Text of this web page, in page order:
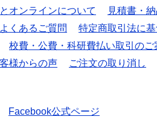
オンラインについて
見積書・
よくあるご質問
特定商取引法に
校費・公費・科研費払い取引のご
様からの声 ご注文の取り消し
Facebook公式ページ